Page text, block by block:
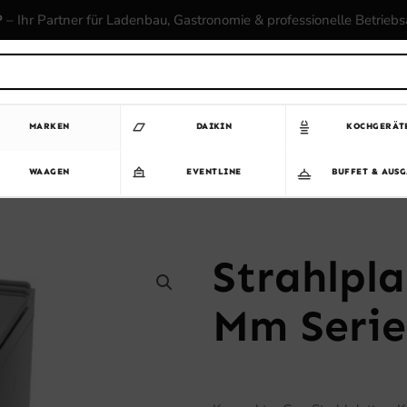
– Ihr Partner für Ladenbau, Gastronomie & professionelle
MARKEN DAIKIN
WAAGEN EVENTLINE BUFFET &
Mm